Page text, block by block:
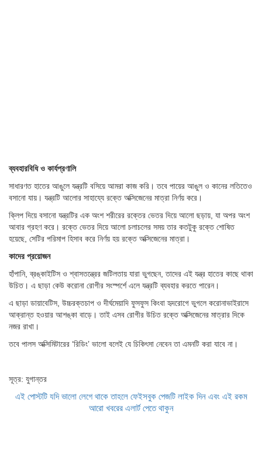
ব্যবহারবিধি ও কার্যপ্রণালি
সাধারণত হাতের আঙুলে যন্ত্রটি বসিয়ে আমরা কাজ করি। তবে পায়ের আঙুল ও কানের লতিতেও
বসানো যায়। যন্ত্রটি আলোর সাহায্যে রক্তে অক্সিজেনের মাত্রা নির্ণয় করে।
ক্লিপ দিয়ে বসানো যন্ত্রটির এক অংশ শরীরের রক্তের ভেতর দিয়ে আলো ছড়ায়, যা অপর অংশ
আবার গ্রহণ করে। রক্তে ভেতর দিয়ে আলো চলাচলের সময় তার কতটুকু রক্তে শোষিত
হয়েছে, সেটির পরিমাপ হিসাব করে নির্ণয় হয় রক্তে অক্সিজেনের মাত্রা।
কাদের প্রয়োজন
হাঁপানি, ব্রঙ্কাইটিস ও শ্বাসতন্ত্রের জটিলতায় যারা ভুগছেন, তাদের এই যন্ত্র হাতের কাছে থাকা
উচিত। এ ছাড়া কেউ করোনা রোগীর সংস্পর্শে এলে যন্ত্রটি ব্যবহার করতে পারেন।
এ ছাড়া ডায়াবেটিস, উচ্চরক্তচাপ ও দীর্ঘমেয়াদি ফুসফুস কিংবা হৃদরোগে ভুগলে করোনাভাইরাসে
আক্রান্ত হওয়ার আশঙ্কা বাড়ে। তাই এসব রোগীর উচিত রক্তে অক্সিজেনের মাত্রার দিকে
নজর রাখা।
তবে পালস অক্সিমিটারের ‘রিডিং’ ভালো বলেই যে চিকিৎসা নেবেন তা এমনটি করা যাবে না।
সূত্র: যুগান্তর
এই পোস্টটি যদি ভালো লেগে থাকে তাহলে ফেইসবুক পেজটি লাইক দিন এবং এই রকম
আরো খবরের এলার্ট পেতে থাকুন